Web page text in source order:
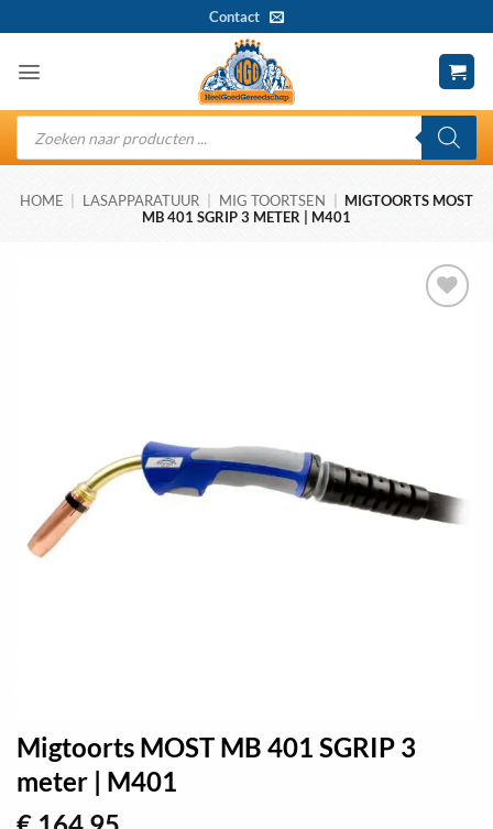
naar
inhoud
Contact
Producten
zoeken
HOME LASAPPARATUUR MIG TOORTSEN
MIGTOORTS MOST
MB 401 SGRIP 3 METER | M401
Migtoorts MOST MB 401 SGRIP 3
meter | M401